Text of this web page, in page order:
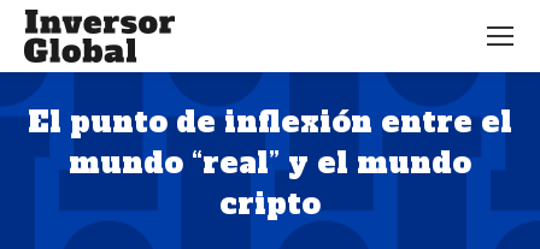
El punto de inflexión entre el
mundo “real” y el mundo
cripto
Estás aquí: